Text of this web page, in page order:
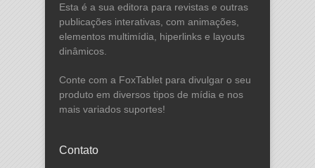
Esta é a sua editora para revistas e outras
publicações interativas, com animações,
elementos multimídia, hiperlinks e layouts
dinâmicos.
Conte com a FoxTablet para divulgar o seu
produto em diversos tipos de mídia e nos
mais variados suportes!
Contato